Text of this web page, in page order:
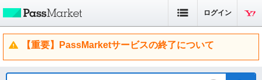
ログイン
【重要】PassMarketサービスの終了について